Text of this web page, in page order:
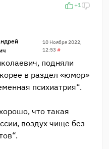
+1
10 Ноября 2022,
12:53 #
подняли
в раздел «юмор»
психиатрия“.
что такая
воздух чище без